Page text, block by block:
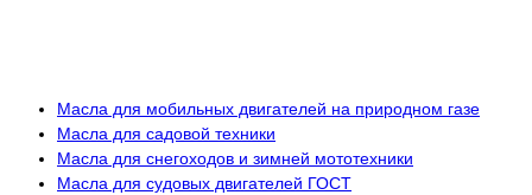
Масла для мобильных двигателей на природном газе
Масла для садовой техники
Масла для снегоходов и зимней мототехники
Масла для судовых двигателей ГОСТ